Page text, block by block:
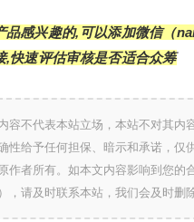
品感兴趣的,可以添加微信（
,快速评估审核是否适合众筹
容不代表本站立场，本站不对其内
性给予任何担保、暗示和承诺，仅
作者所有。如本文内容影响到您的
，请及时联系本站，我们会及时删